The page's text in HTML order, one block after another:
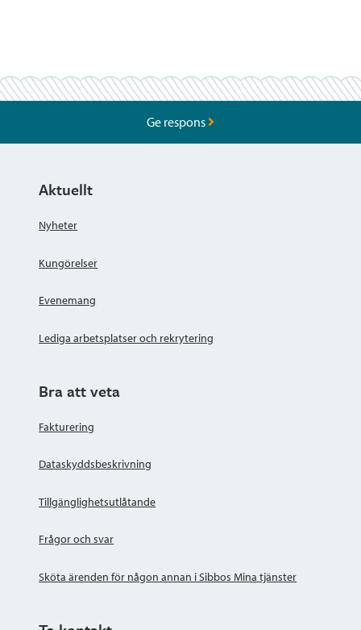
Ge respons
Aktuellt
Nyheter
Kungörelser
Evenemang
Lediga arbetsplatser och rekrytering
Bra att veta
Fakturering
Dataskyddsbeskrivning
Tillgänglighetsutlåtande
Frågor och svar
Sköta ärenden för någon annan i Sibbos Mina tjänster